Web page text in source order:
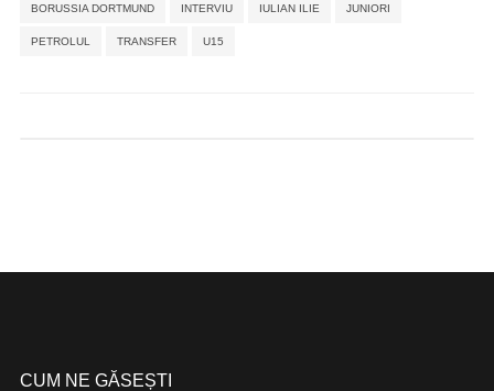
BORUSSIA DORTMUND INTERVIU IULIAN ILIE JUNIORI
PETROLUL TRANSFER U15
CUM NE GĂSEȘTI